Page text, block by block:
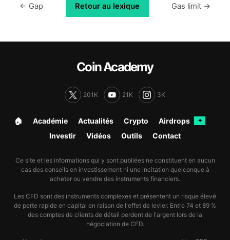
← Gap Retour au lexique Gas limit →
Coin Academy
201K 21K 3K
🏠︎ Académie Actualités Crypto Airdrops ✦
Investir Vidéos Outils Contact
Ce site et les informations qui y sont publiées ne constituent en aucun
cas des conseils en investissement ni une incitation quelconque à
acheter ou vendre des instruments financiers.
Les CFD sont des instruments complexes et présentent un risque élevé
de perte rapide en capital en raison de l'effet de levier. Entre 74 et 89 %
des comptes de clients de détail perdent de l'argent lors de la
négociation de CFD.